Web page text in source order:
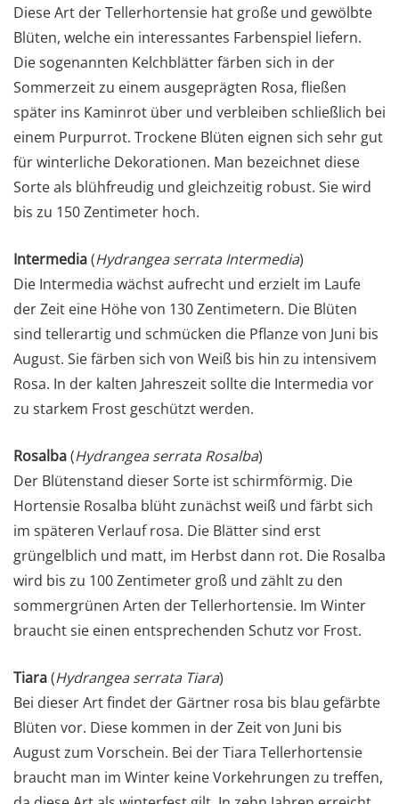
Diese Art der Tellerhortensie hat große und gewölbte
Blüten, welche ein interessantes Farbenspiel liefern.
Die sogenannten Kelchblätter färben sich in der
Sommerzeit zu einem ausgeprägten Rosa, fließen
später ins Kaminrot über und verbleiben schließlich bei
einem Purpurrot. Trockene Blüten eignen sich sehr gut
für winterliche Dekorationen. Man bezeichnet diese
Sorte als blühfreudig und gleichzeitig robust. Sie wird
bis zu 150 Zentimeter hoch.
Intermedia(Hydrangea serrata Intermedia)
Die Intermedia wächst aufrecht und erzielt im Laufe
der Zeit eine Höhe von 130 Zentimetern. Die Blüten
sind tellerartig und schmücken die Pflanze von Juni bis
August. Sie färben sich von Weiß bis hin zu intensivem
Rosa. In der kalten Jahreszeit sollte die Intermedia vor
zu starkem Frost geschützt werden.
Rosalba(Hydrangea serrata Rosalba)
Der Blütenstand dieser Sorte ist schirmförmig. Die
Hortensie Rosalba blüht zunächst weiß und färbt sich
im späteren Verlauf rosa. Die Blätter sind erst
grüngelblich und matt, im Herbst dann rot. Die Rosalba
wird bis zu 100 Zentimeter groß und zählt zu den
sommergrünen Arten der Tellerhortensie. Im Winter
braucht sie einen entsprechenden Schutz vor Frost.
Tiara(Hydrangea serrata Tiara)
Bei dieser Art findet der Gärtner rosa bis blau gefärbte
Blüten vor. Diese kommen in der Zeit von Juni bis
August zum Vorschein. Bei der Tiara Tellerhortensie
braucht man im Winter keine Vorkehrungen zu treffen,